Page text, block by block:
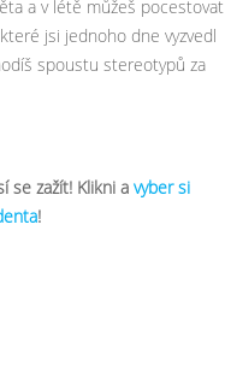
a v létě můžeš pocestovat
jsi jednoho dne vyzvedl
spoustu stereotypů za
se zažít! Klikni a vyber si
!